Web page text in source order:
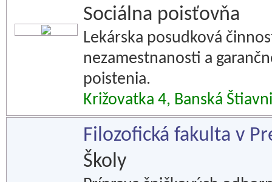
Sociálna poisťovňa
Lekárska posudková
nezamestnanosti a
poistenia.
Križovatka 4, Banská
Filozofická fakulta v
Školy